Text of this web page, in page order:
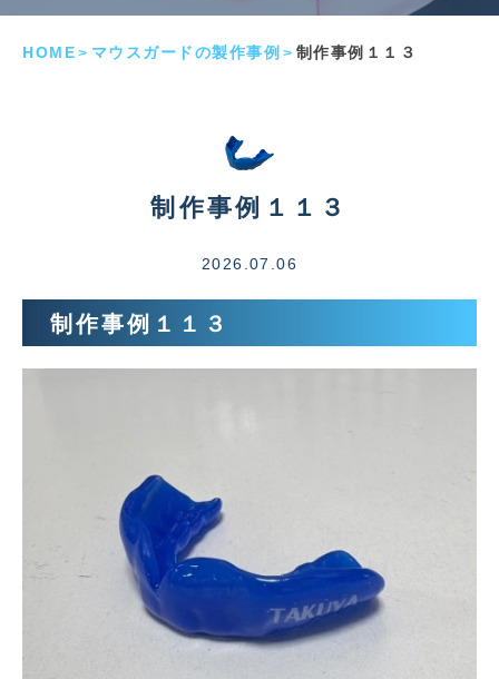
HOME > マウスガードの製作事例 > 制作事例１１３
制作事例１１３
2026.07.06
制作事例１１３